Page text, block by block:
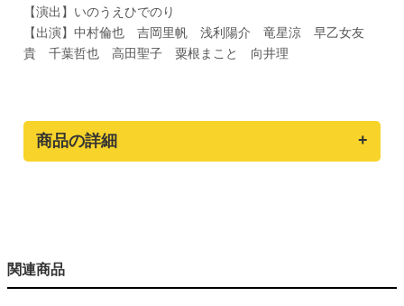
【演出】いのうえひでのり
【出演】中村倫也 吉岡里帆 浅利陽介 竜星涼 早乙女友
貴 千葉哲也 高田聖子 粟根まこと 向井理
商品の詳細
関連商品